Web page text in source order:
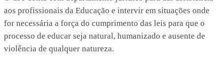
aos profissionais da Educação e intervir em situações onde
for necessária a força do cumprimento das leis para que o
processo de educar seja natural, humanizado e ausente de
violência de qualquer natureza.